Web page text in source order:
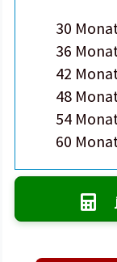
30
36
42
48
54
60